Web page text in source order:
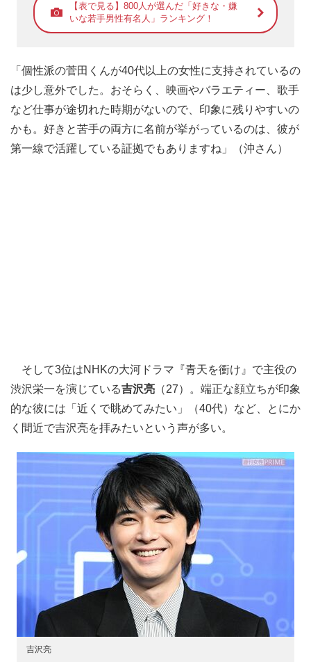
【表で見る】800人が選んだ「好きな・嫌
いな若手男性有名人」ランキング！
「個性派の菅田くんが40代以上の女性に支持されているの
は少し意外でした。おそらく、映画やバラエティー、歌手
など仕事が途切れた時期がないので、印象に残りやすいの
かも。好きと苦手の両方に名前が挙がっているのは、彼が
第一線で活躍している証拠でもありますね」（沖さん）
そして3位はNHKの大河ドラマ『青天を衝け』で主役の
渋沢栄一を演じている吉沢亮 （27）。端正な顔立ちが印象
的な彼には「近くで眺めてみたい」（40代）など、とにか
く間近で吉沢亮を拝みたいという声が多い。
吉沢亮